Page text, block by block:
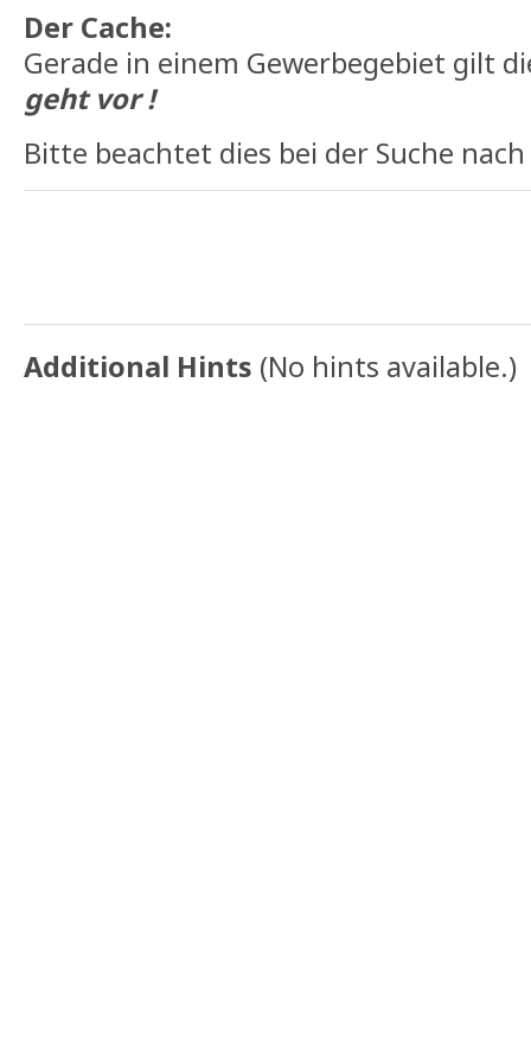
Der Cache:
Gerade in einem Gewerbegebiet gilt
geht vor !
Bitte beachtet dies bei der Suche nach
Additional Hints (No hints available.)